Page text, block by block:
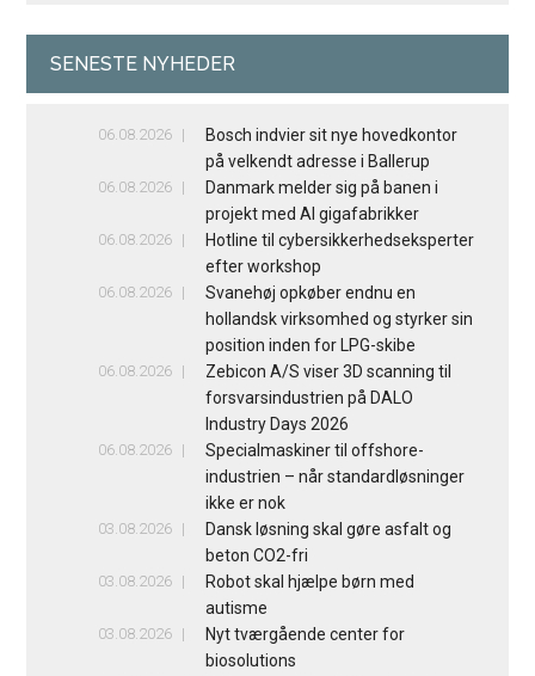
SENESTE NYHEDER
06.08.2026
Bosch indvier sit nye hovedkontor
på velkendt adresse i Ballerup
06.08.2026
Danmark melder sig på banen i
projekt med AI gigafabrikker
06.08.2026
Hotline til cybersikkerhedseksperter
efter workshop
06.08.2026
Svanehøj opkøber endnu en
hollandsk virksomhed og styrker sin
position inden for LPG-skibe
06.08.2026
Zebicon A/S viser 3D scanning til
forsvarsindustrien på DALO
Industry Days 2026
06.08.2026
Specialmaskiner til offshore-
industrien – når standardløsninger
ikke er nok
03.08.2026
Dansk løsning skal gøre asfalt og
beton CO2-fri
03.08.2026
Robot skal hjælpe børn med
autisme
03.08.2026
Nyt tværgående center for
biosolutions